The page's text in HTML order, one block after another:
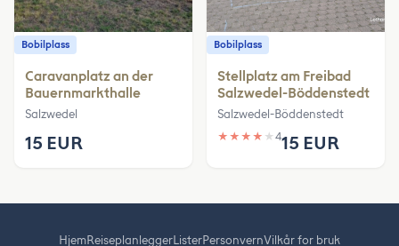
Bobilplass
Caravanplatz an der
Bauernmarkthalle
Salzwedel
15 EUR
Bobilplass
Stellplatz am Freibad
Salzwedel-Böddenstedt
Salzwedel-Böddenstedt
★ ★ ★ ★ ★ 415 EUR
HjemReiseplanleggerListerPersonvernVilkår for bruk